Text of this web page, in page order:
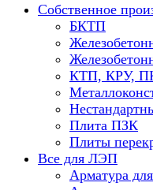
Собственное
БКТП
КТП, КРУ,
Плита ПЗК
Плиты
Все для ЛЭП
Арматура